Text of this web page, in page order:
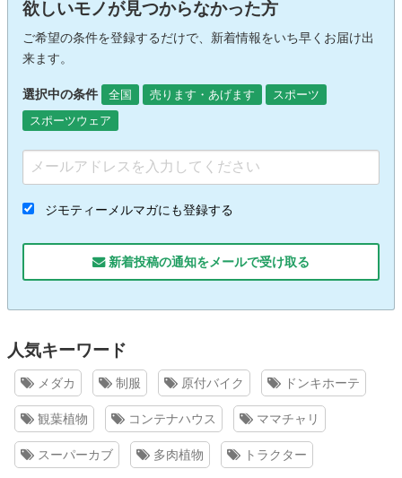
欲しいモノが見つからなかった方
ご希望の条件を登録するだけで、新着情報をいち早くお届け出
来ます。
選択中の条件 全国 売ります・あげます
スポーツ
スポーツウェア
ジモティーメルマガにも登録する
新着投稿の通知をメールで受け取る
人気キーワード
メダカ 制服 原付バイク ドンキホーテ
観葉植物 コンテナハウス ママチャリ
スーパーカブ 多肉植物 トラクター